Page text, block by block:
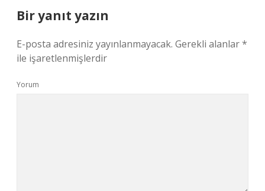
Bir yanıt yazın
E-posta adresiniz yayınlanmayacak. Gerekli alanlar*
ile işaretlenmişlerdir
Yorum